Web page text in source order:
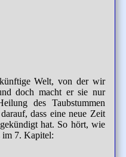
Welt, von der wir
doch macht er sie nur
des Taubstummen
dass eine neue Zeit
hat. So hört, wie
im 7. Kapitel: